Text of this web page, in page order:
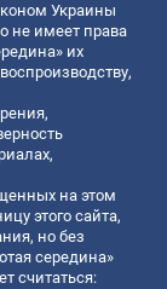
Украины
не имеет права
их
на этом
этого сайта,
но без
середина»
считаться: